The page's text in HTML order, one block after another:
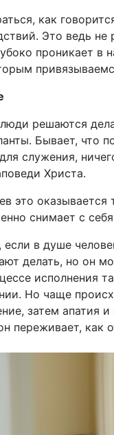
как
Это ведь не
проникает
решаются
Бывает, что
служения,
Христа.
это
снимает с
в душе
делать, но он
исполнения
Но чаще
затем апатия
переживает, как